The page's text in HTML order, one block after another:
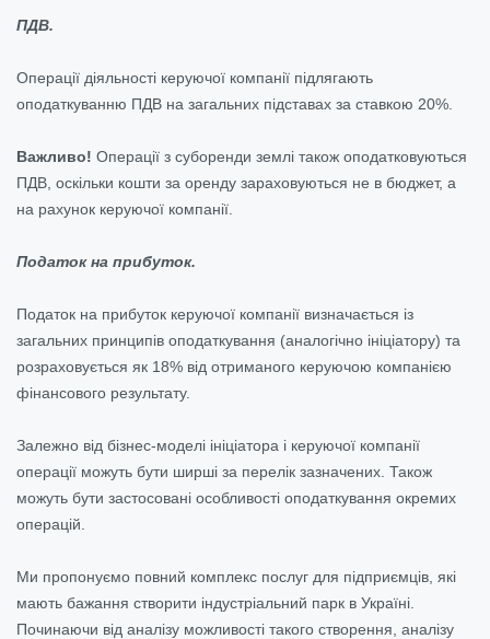
ПДВ.
Операції діяльності керуючої компанії підлягають
оподаткуванню ПДВ на загальних підставах за ставкою 20%.
Важливо! Операції з суборенди землі також оподатковуються
ПДВ, оскільки кошти за оренду зараховуються не в бюджет, а
на рахунок керуючої компанії.
Податок на прибуток.
Податок на прибуток керуючої компанії визначається із
загальних принципів оподаткування (аналогічно ініціатору) та
розраховується як 18% від отриманого керуючою компанією
фінансового результату.
Залежно від бізнес-моделі ініціатора і керуючої компанії
операції можуть бути ширші за перелік зазначених. Також
можуть бути застосовані особливості оподаткування окремих
операцій.
Ми пропонуємо повний комплекс послуг для підприємців, які
мають бажання створити індустріальний парк в Україні.
Починаючи від аналізу можливості такого створення, аналізу